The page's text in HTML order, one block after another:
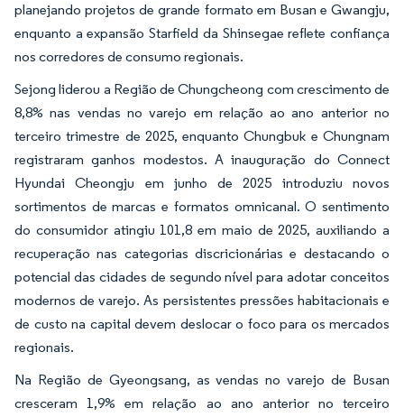
planejando projetos de grande formato em Busan e Gwangju,
enquanto a expansão Starfield da Shinsegae reflete confiança
nos corredores de consumo regionais.
Sejong liderou a Região de Chungcheong com crescimento de
8,8% nas vendas no varejo em relação ao ano anterior no
terceiro trimestre de 2025, enquanto Chungbuk e Chungnam
registraram ganhos modestos. A inauguração do Connect
Hyundai Cheongju em junho de 2025 introduziu novos
sortimentos de marcas e formatos omnicanal. O sentimento
do consumidor atingiu 101,8 em maio de 2025, auxiliando a
recuperação nas categorias discricionárias e destacando o
potencial das cidades de segundo nível para adotar conceitos
modernos de varejo. As persistentes pressões habitacionais e
de custo na capital devem deslocar o foco para os mercados
regionais.
Na Região de Gyeongsang, as vendas no varejo de Busan
cresceram 1,9% em relação ao ano anterior no terceiro